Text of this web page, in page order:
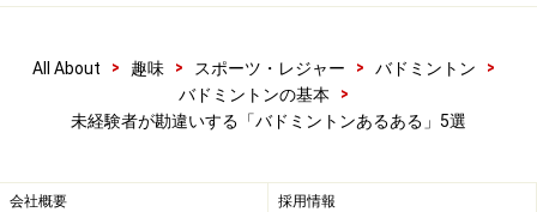
他にA評価とされているのは、水泳、女子サッカー、男
子体操などの5種目です。
頑張れ、日本！強いぞ、日本！
All About > 趣味 > スポーツ・レジャー > バドミントン
>
バドミントンの基本
>
未経験者が勘違いする「バドミントンあるある」5選
会社概要 採用情報